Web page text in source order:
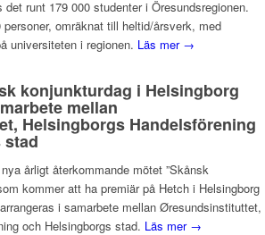
runt 179 000 studenter i Öresundsregionen.
omräknat till heltid/årsverk, med
universiteten i regionen. Läs mer →
konjunkturdag i Helsingborg
mellan
Helsingborgs Handelsförening
stad
årligt återkommande mötet ”Skånsk
kommer att ha premiär på Hetch i Helsingborg
i samarbete mellan Øresundsinstituttet,
och Helsingborgs stad. Läs mer →